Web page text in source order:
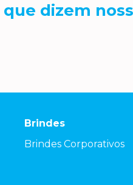
que dizem
Brindes
Brindes Corporativos